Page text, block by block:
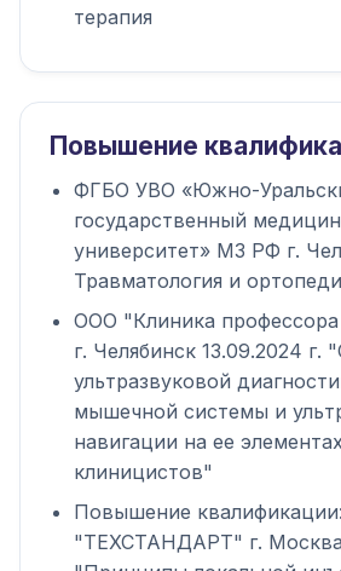
терапия
Повышение
ФГБО УВО «Южно-
государственный
университет» МЗ РФ г.
Травматология и
ООО "Клиника профессора
г. Челябинск 13.09.2024 г.
ультразвуковой
мышечной системы и
навигации на ее
клиницистов"
Повышение
"ТЕХСТАНДАРТ" г. Москва